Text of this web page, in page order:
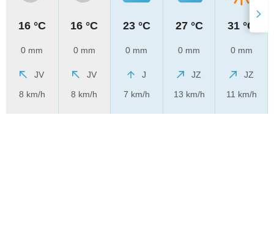
16 °C
0 mm
JV
8 km/h
16 °C
0 mm
JV
8 km/h
23 °C
0 mm
J
7 km/h
27 °C
0 mm
JZ
13 km/h
31 °C
0 mm
JZ
11 km/h